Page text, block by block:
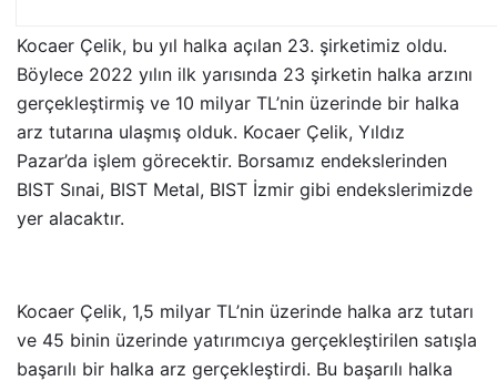
Kocaer Çelik, bu yıl halka açılan 23. şirketimiz oldu.
Böylece 2022 yılın ilk yarısında 23 şirketin halka arzını
gerçekleştirmiş ve 10 milyar TL’nin üzerinde bir halka
arz tutarına ulaşmış olduk. Kocaer Çelik, Yıldız
Pazar’da işlem görecektir. Borsamız endekslerinden
BIST Sınai, BIST Metal, BIST İzmir gibi endekslerimizde
yer alacaktır.
Kocaer Çelik, 1,5 milyar TL’nin üzerinde halka arz tutarı
ve 45 binin üzerinde yatırımcıya gerçekleştirilen satışla
başarılı bir halka arz gerçekleştirdi. Bu başarılı halka